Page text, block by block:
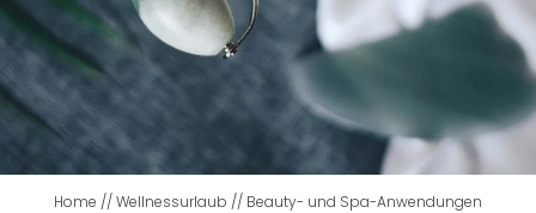
Sauna- und Wellnesslandschaft
Panoramasauna
Kelosauna
Textilsaunen
Home //Wellnessurlaub // Beauty- und Spa-Anwendungen